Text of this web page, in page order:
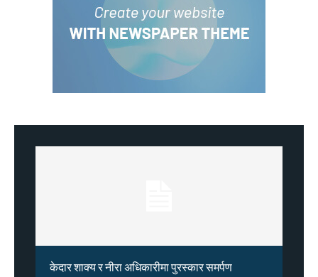
केदार शाक्य र नीरा अधिकारीमा पुरस्कार समर्पण